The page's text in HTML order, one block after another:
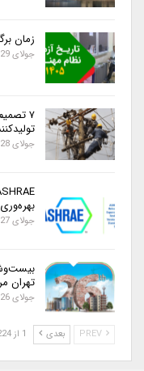
زمان
جولای 29, 2026
۷
جولای 28, 2026
جولای 27, 2026
تهران مرداد
جولای 26, 2026
بعدی 1 از 4,224